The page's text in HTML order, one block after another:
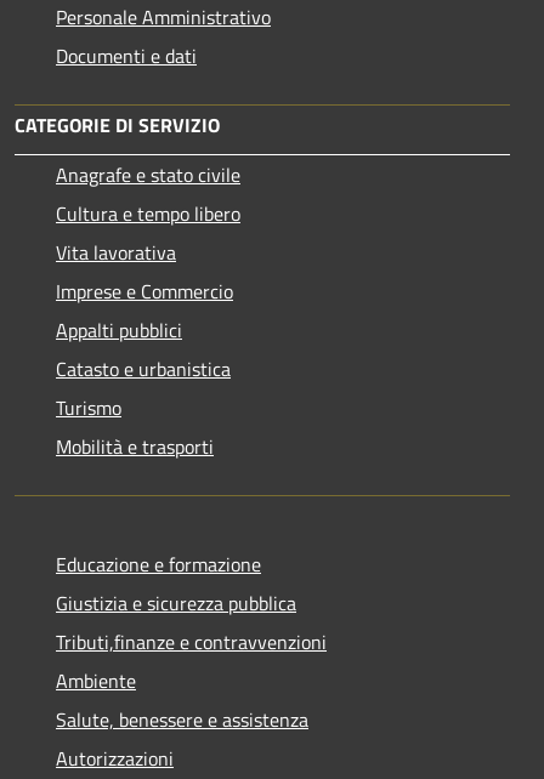
Personale Amministrativo
Documenti e dati
CATEGORIE DI SERVIZIO
Anagrafe e stato civile
Cultura e tempo libero
Vita lavorativa
Imprese e Commercio
Appalti pubblici
Catasto e urbanistica
Turismo
Mobilità e trasporti
Educazione e formazione
Giustizia e sicurezza pubblica
Tributi,finanze e contravvenzioni
Ambiente
Salute, benessere e assistenza
Autorizzazioni